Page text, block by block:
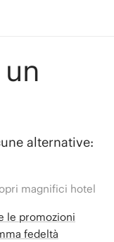
alternative:
magnifici hotel
le promozioni
fedeltà